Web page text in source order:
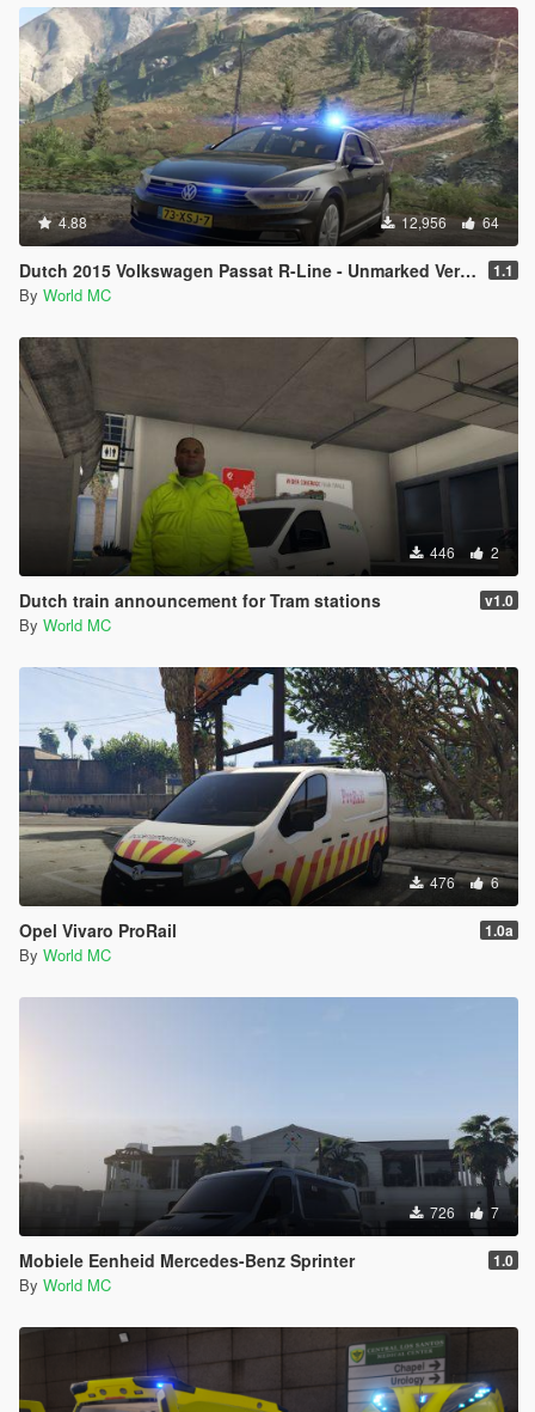
4.88 12,956 64
Dutch 2015 Volkswagen Passat R-Line - Unmarked Version 1.1
By World MC
446 2
Dutch train announcement for Tram stations v1.0
By World MC
476 6
Opel Vivaro ProRail 1.0a
By World MC
726 7
Mobiele Eenheid Mercedes-Benz Sprinter 1.0
By World MC